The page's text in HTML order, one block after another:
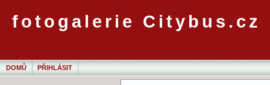
fotogalerie Citybus.cz
DOMŮ PŘIHLÁSIT